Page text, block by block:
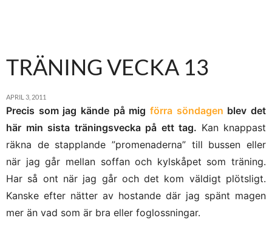
TRÄNING VECKA 13
APRIL 3, 2011
Precis som jag kände på mig förra söndagen blev det
här min sista träningsvecka på ett tag. Kan knappast
räkna de stapplande ”promenaderna” till bussen eller
när jag går mellan soffan och kylskåpet som träning.
Har så ont när jag går och det kom väldigt plötsligt.
Kanske efter nätter av hostande där jag spänt magen
mer än vad som är bra eller foglossningar.